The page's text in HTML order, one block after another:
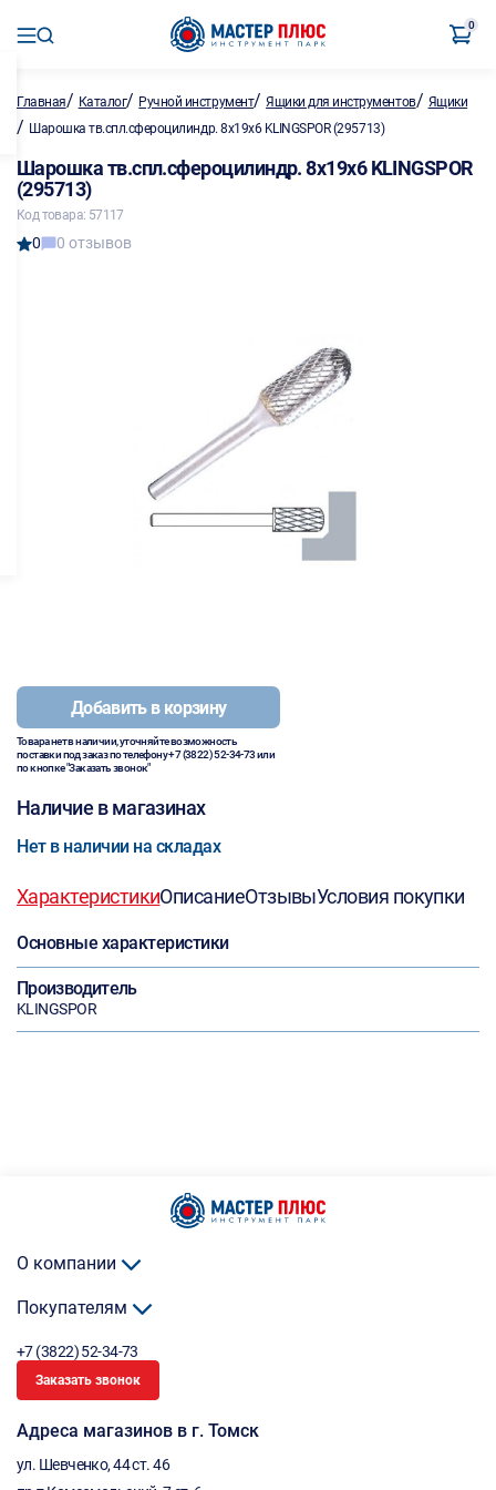
0
Главная/ Каталог/ Ручной инструмент/Ящики для инструментов/ Ящики
/ Шарошка тв.спл.сфероцилиндр. 8х19х6 KLINGSPOR (295713)
Шарошка тв.спл.сфероцилиндр. 8х19х6 KLINGSPOR
(295713)
Код товара: 57117
0 0 отзывов
Добавить в корзину
Товара нет в наличии, уточняйте возможность
поставки под заказ по телефону+7 (3822) 52-34-73или
по кнопке "Заказать звонок"
Наличие в магазинах
Нет в наличии на складах
ХарактеристикиОписаниеОтзывыУсловия покупки
Основные характеристики
Производитель
KLINGSPOR
О компании
Покупателям
+7 (3822) 52-34-73
Заказать звонок
Адреса магазинов в г. Томск
ул. Шевченко, 44 ст. 46